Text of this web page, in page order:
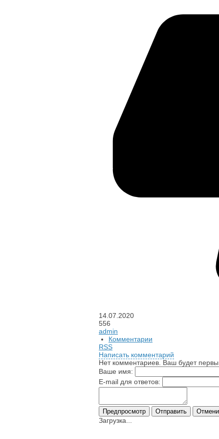
14.07.2020
556
admin
Комментарии
RSS
Написать комментарий
Нет комментариев. Ваш будет
Ваше имя:
E-mail для ответов:
Загрузка...